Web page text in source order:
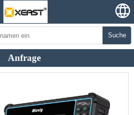
Suche
Anfrage